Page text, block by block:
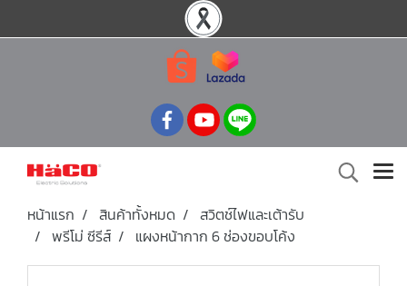
หน้าแรก สินค้าทั้งหมด
สวิตช์ไฟและเต้ารับ
พรีโม่ ซีรีส์
แผงหน้ากาก 6 ช่องขอบโค้ง